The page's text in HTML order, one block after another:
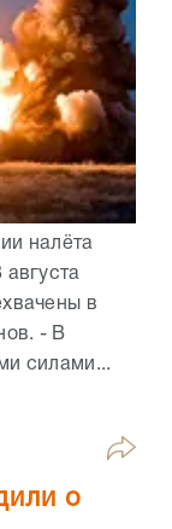
налёта
в
- В
силами...
о